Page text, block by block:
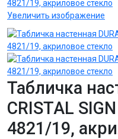
Увеличить изображение
Табличка
CRISTAL
4821/19,